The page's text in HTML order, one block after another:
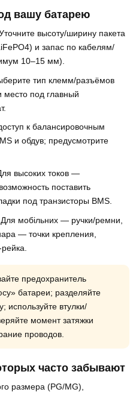
вашу батарею
высоту/ширину пакета
и запас по кабелям/
10–15 мм).
тип клемм/разъёмов
место под главный
к балансировочным
и обдув; предусмотрите
высоких токов —
поставить
под транзисторы BMS.
Для мобільних — ручки/ремни,
— точки крепления,
предохранитель
батареи; разделяйте
используйте втулки/
момент затяжки
проводов.
часто забывают
размера (PG/MG),